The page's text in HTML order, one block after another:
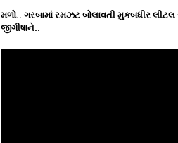
મળો.. ગરબામાં રમઝટ બોલાવતી મુકબધીર લીટલ
જીગીષાને..